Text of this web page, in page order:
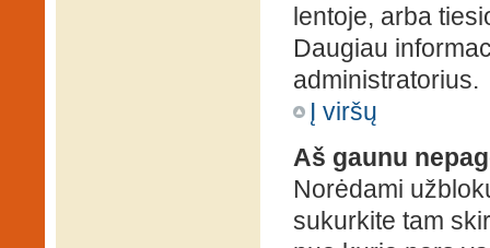
lentoje, arba
Daugiau
administratorius.
Į viršų
Aš gaunu
Norėdami
sukurkite tam